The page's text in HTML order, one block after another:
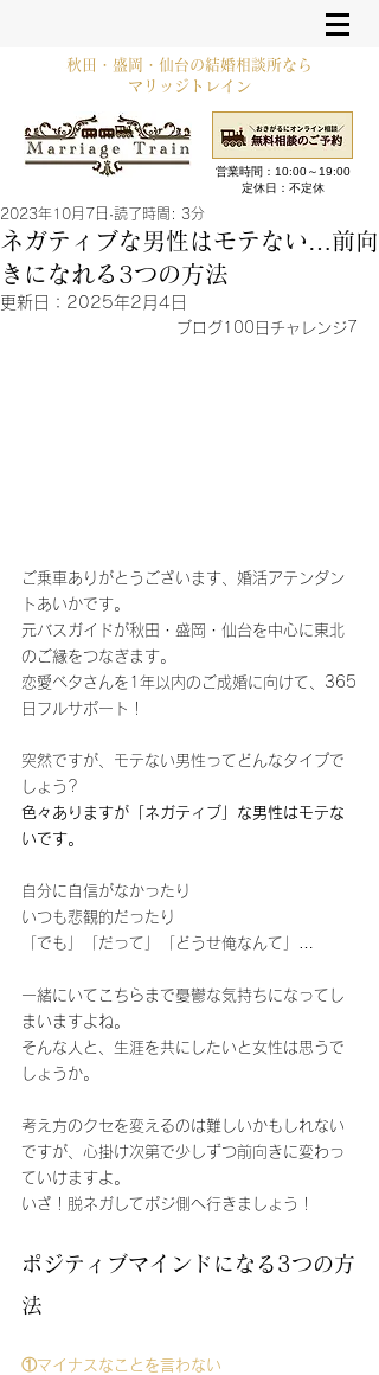
秋田・盛岡・仙台の結婚相談所なら
マリッジトレイン
営業時間：10:00～19:00​
定休日：不定休
ネガティブな男性はモテない…前向
きになれる3つの方法
2023年10月7日 読了時間: 3分
更新日： 2025年2月4日
ブログ100日チャレンジ7
ご乗車ありがとうございます、婚活アテンダン
トあいかです。
元バスガイドが秋田・盛岡・仙台を中心に東北
のご縁をつなぎます。
恋愛ベタさんを1年以内のご成婚に向けて、365
日フルサポート！
突然ですが、モテない男性ってどんなタイプで
しょう?
色々ありますが「ネガティブ」な男性はモテな
いです。
自分に自信がなかったり
いつも悲観的だったり
「でも」「だって」「どうせ俺なんて」…
一緒にいてこちらまで憂鬱な気持ちになってし
まいますよね。
そんな人と、生涯を共にしたいと女性は思うで
しょうか。
考え方のクセを変えるのは難しいかもしれない
ですが、心掛け次第で少しずつ前向きに変わっ
ていけますよ。
いざ！脱ネガしてポジ側へ行きましょう！
ポジティブマインドになる3つの方
法
①マイナスなことを言わない